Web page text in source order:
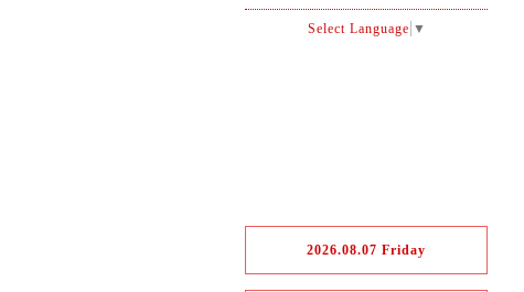
Select Language ▼
2026.08.07 Friday